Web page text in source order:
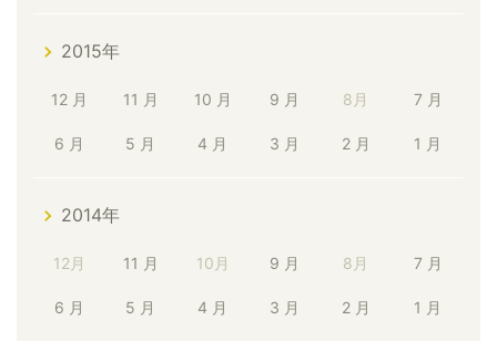
2015年
12 月 11 月 10 月 9 月 8月 7 月
6 月 5 月 4 月 3 月 2 月 1 月
2014年
12月 11 月 10月 9 月 8月 7 月
6 月 5 月 4 月 3 月 2 月 1 月